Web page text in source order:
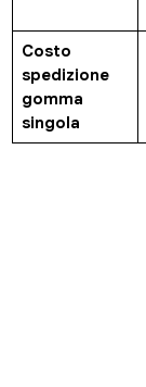
Costo
spedizione
gomma
singola